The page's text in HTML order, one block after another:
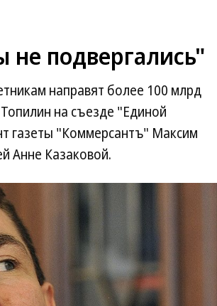
подвергались"
направят более 100 млрд
на съезде "Единой
газеты "Коммерсантъ" Максим
Анне Казаковой.